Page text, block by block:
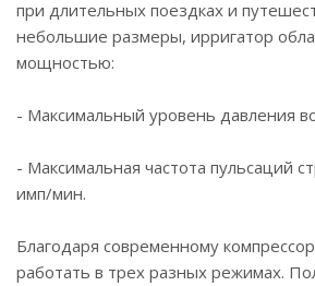
при длительных поездках и
небольшие размеры, ирригатор
мощностью:
- Максимальный уровень давления
- Максимальная частота пульсаций
имп/мин.
Благодаря современному
работать в трех разных режимах.